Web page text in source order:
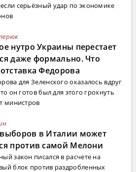
серьёзный удар по экономике
нутро Украины перестает
даже формально. Что
Федорова
для Зеленского оказалось вдруг
он готов был для этого грохнуть
министров
в Италии может
против самой Мелони
закон писался в расчете на
блок против раздробленных